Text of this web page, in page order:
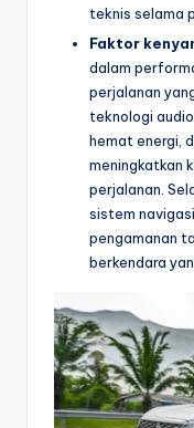
teknis selama
Faktor
dalam
perjalanan
teknologi
hemat energi,
meningkatkan
perjalanan.
sistem
pengamanan
berkendara